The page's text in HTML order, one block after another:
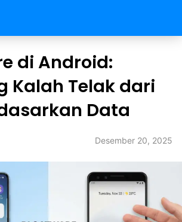
di Android:
Kalah Telak dari
Data
Desember 20, 2025